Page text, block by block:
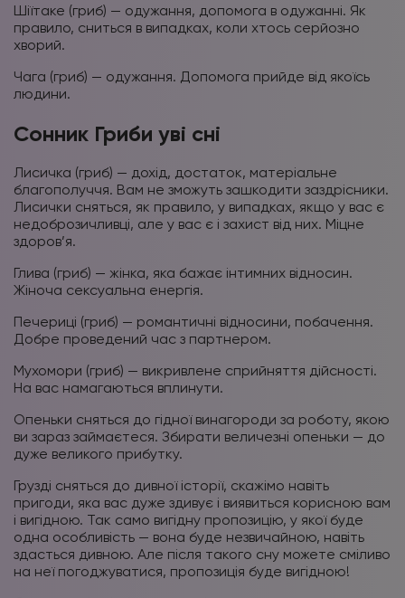
Шіїтаке (гриб) — одужання, допомога в одужанні. Як
правило, сниться в випадках, коли хтось серйозно
хворий.
Чага (гриб) — одужання. Допомога прийде від якоїсь
людини.
Сонник Гриби уві сні
Лисичка (гриб) — дохід, достаток, матеріальне
благополуччя. Вам не зможуть зашкодити заздрісники.
Лисички сняться, як правило, у випадках, якщо у вас є
недоброзичливці, але у вас є і захист від них. Міцне
здоров’я.
Глива (гриб) — жінка, яка бажає інтимних відносин.
Жіноча сексуальна енергія.
Печериці (гриб) — романтичні відносини, побачення.
Добре проведений час з партнером.
Мухомори (гриб) — викривлене сприйняття дійсності.
На вас намагаються вплинути.
Опеньки сняться до гідної винагороди за роботу, якою
ви зараз займаєтеся. Збирати величезні опеньки — до
дуже великого прибутку.
Грузді сняться до дивної історії, скажімо навіть
пригоди, яка вас дуже здивує і виявиться корисною вам
і вигідною. Так само вигідну пропозицію, у якої буде
одна особливість — вона буде незвичайною, навіть
здасться дивною. Але після такого сну можете сміливо
на неї погоджуватися, пропозиція буде вигідною!